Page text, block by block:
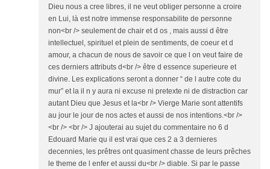
Dieu nous a cree libres, il ne veut obliger personne a croire
en Lui, là est notre immense responsabilite de personne
non<br /> seulement de chair et d os , mais aussi d être
intellectuel, spirituel et plein de sentiments, de coeur et d
amour, a chacun de nous de savoir ce que l on veut faire de
ces derniers attributs d<br /> être d essence superieure et
divine. Les explications seront a donner “ de l autre cote du
mur” et la il n y aura ni excuse ni pretexte ni de distraction car
autant Dieu que Jesus et la<br /> Vierge Marie sont attentifs
au jour le jour de nos actes et aussi de nos intentions.<br />
<br /> <br /> J ajouterai au sujet du commentaire no 6 d
Edouard Marie qu il est vrai que ces 2 a 3 dernieres
decennies, les prêtres ont quasiment chasse de leurs prêches
le theme de l enfer et aussi du<br /> diable. Si par le passe